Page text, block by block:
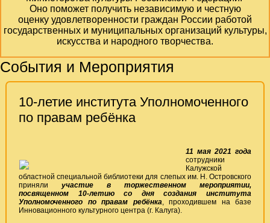
Оно поможет получить независимую и честную
оценку удовлетворенности граждан России работой
государственных и муниципальных организаций культуры,
искусства и народного творчества.
События и Мероприятия
10-летие института Уполномоченного
по правам ребёнка
11 мая 2021 года
сотрудники
Калужской
областной специальной библиотеки для слепых им. Н. Островского
приняли участие в торжественном мероприятии,
посвященном 10-летию со дня создания института
Уполномоченного по правам ребёнка , проходившем на базе
Инновационного культурного центра (г. Калуга).